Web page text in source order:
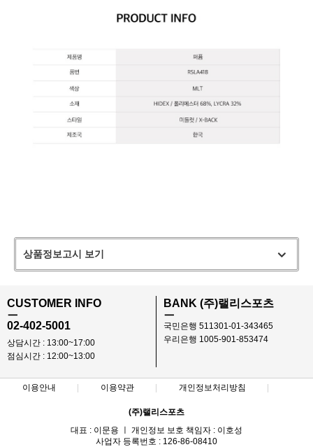
상품정보고시 보기
CUSTOMER INFO
ㅡ
02-402-5001
상담시간 : 13:00~17:00
점심시간 : 12:00~13:00
BANK (주)랠리스포츠
ㅡ
국민은행 511301-01-343465
우리은행 1005-901-853474
이용안내 이용약관 개인정보처리방침
(주)랠리스포츠
대표 : 이문용 ㅣ 개인정보 보호 책임자 : 이호성
사업자 등록번호 : 126-86-08410